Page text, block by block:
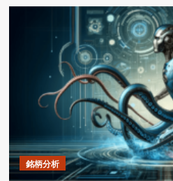
銘柄分析